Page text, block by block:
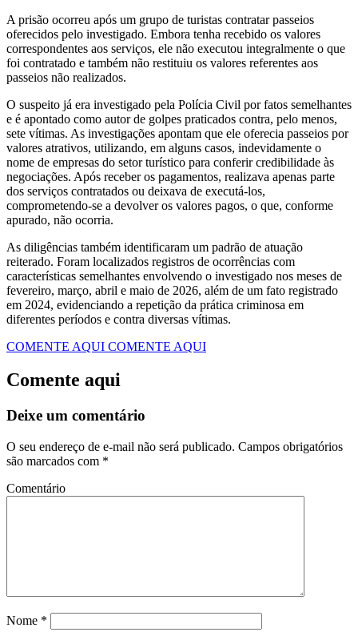
A prisão ocorreu após um grupo de turistas contratar passeios
oferecidos pelo investigado. Embora tenha recebido os valores
correspondentes aos serviços, ele não executou integralmente o que
foi contratado e também não restituiu os valores referentes aos
passeios não realizados.
O suspeito já era investigado pela Polícia Civil por fatos semelhantes
e é apontado como autor de golpes praticados contra, pelo menos,
sete vítimas. As investigações apontam que ele oferecia passeios por
valores atrativos, utilizando, em alguns casos, indevidamente o
nome de empresas do setor turístico para conferir credibilidade às
negociações. Após receber os pagamentos, realizava apenas parte
dos serviços contratados ou deixava de executá-los,
comprometendo-se a devolver os valores pagos, o que, conforme
apurado, não ocorria.
As diligências também identificaram um padrão de atuação
reiterado. Foram localizados registros de ocorrências com
características semelhantes envolvendo o investigado nos meses de
fevereiro, março, abril e maio de 2026, além de um fato registrado
em 2024, evidenciando a repetição da prática criminosa em
diferentes períodos e contra diversas vítimas.
COMENTE AQUI COMENTE AQUI
Comente aqui
Deixe um comentário
O seu endereço de e-mail não será publicado. Campos obrigatórios
são marcados com *
Comentário
Nome *